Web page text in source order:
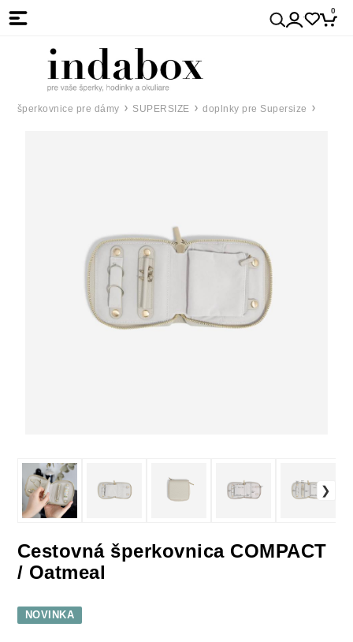
0
šperkovnice pre dámy SUPERSIZE doplnky pre Supersize
Cestovná šperkovnica COMPACT
/ Oatmeal
NOVINKA